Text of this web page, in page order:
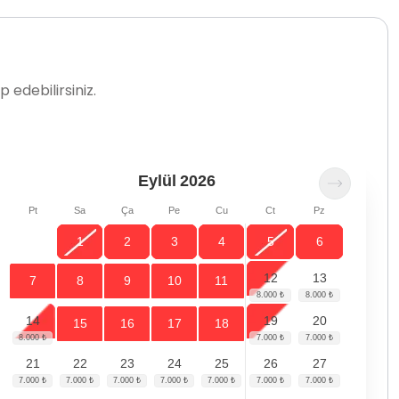
edebilirsiniz.
Eylül 2026
Pt Sa Ça Pe Cu Ct Pz
1 2 3 4 5 6
7 8 9 10 11 12 13
14 15 16 17 18 19 20
21 22 23 24 25 26 27